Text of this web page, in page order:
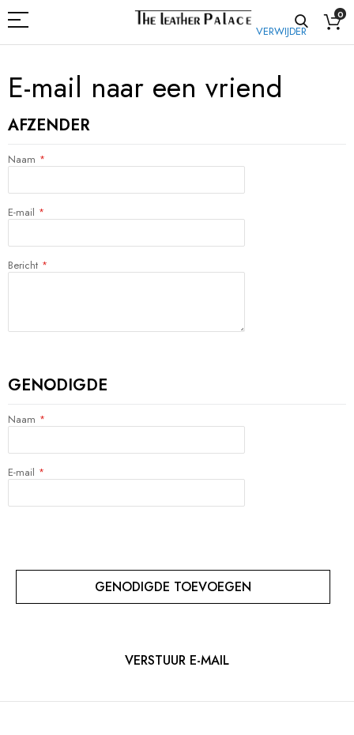
0
E-mail naar een vriend
AFZENDER
Naam
E-mail
Bericht
GENODIGDE
VERWIJDER
Naam
E-mail
GENODIGDE TOEVOEGEN
VERSTUUR E-MAIL